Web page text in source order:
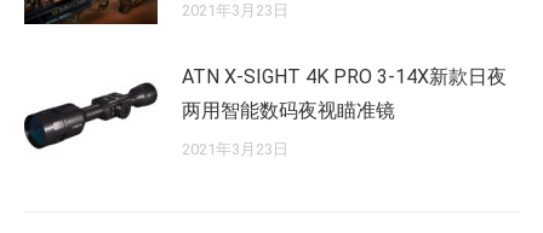
2021年3月23日
ATN X-SIGHT 4K PRO 3-14X新款日夜
两用智能数码夜视瞄准镜
2021年3月23日